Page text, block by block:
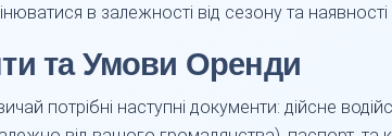
в залежності від сезону та наявності
та Умови Оренди
потрібні наступні документи: дійсне